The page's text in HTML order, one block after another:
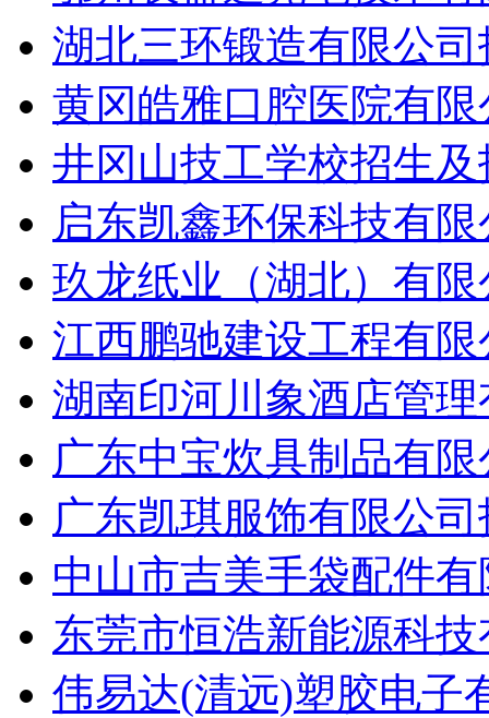
湖北三环锻造有限公
黄冈皓雅口腔医院有
井冈山技工学校招生
启东凯鑫环保科技有
玖龙纸业（湖北）有
江西鹏驰建设工程有
湖南印河川象酒店管
广东中宝炊具制品有
广东凯琪服饰有限公
中山市吉美手袋配件
东莞市恒浩新能源科
伟易达(清远)塑胶电子